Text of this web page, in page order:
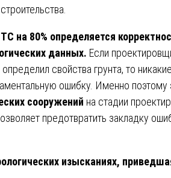
на 80% определяется
данных. Если
свойства грунта, то
ошибку. Именно поэтому
сооружений на стадии
предотвратить закладку
изысканиях,